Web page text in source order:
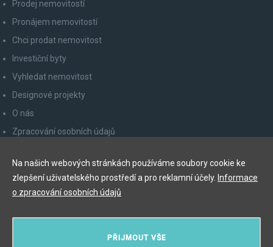
Prodej nemovitostí
Pronájem nemovitostí
Chci prodat nemovitost
Investiční byty
Vyhledat nemovitost
Designové projekty
O nás
Zpracování osobních údajů
Odhlášení z newsletteru
PŘIJMOUT VŠE
Na našich webových stránkách používáme soubory cookie ke
zlepšení uživatelského prostředí a pro reklamní účely. Informace
o zpracování osobních údajů